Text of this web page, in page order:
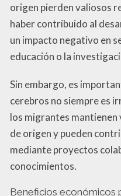
origen pierden valiosos
haber contribuido al
un impacto negativo en
educación o la
Sin embargo, es
cerebros no siempre es
los migrantes mantienen
de origen y pueden
mediante proyectos
conocimientos.
Beneficios económicos